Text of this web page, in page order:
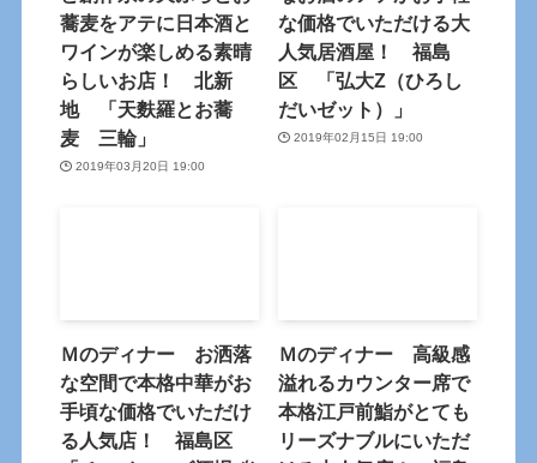
蕎麦をアテに日本酒と
ワインが楽しめる素晴
らしいお店！ 北新
地 「天麩羅とお蕎
麦 三輪」
2019年03月20日 19:00
な価格でいただける大
人気居酒屋！ 福島
区 「弘大Z（ひろし
だいゼット）」
2019年02月15日 19:00
Ｍのディナー お洒落
な空間で本格中華がお
手頃な価格でいただけ
る人気店！ 福島区
Ｍのディナー 高級感
溢れるカウンター席で
本格江戸前鮨がとても
リーズナブルにいただ